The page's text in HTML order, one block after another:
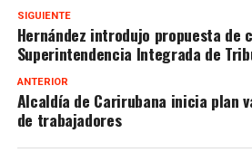
SIGUIENTE
Hernández introdujo propuesta de
Superintendencia Integrada de
ANTERIOR
Alcaldía de Carirubana inicia plan
de trabajadores